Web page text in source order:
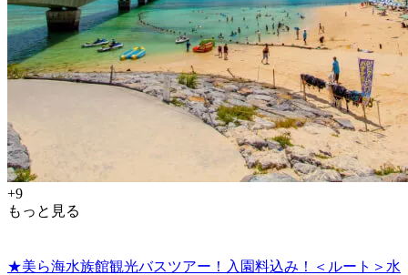
+9
もっと見る
★美ら海水族館観光バスツアー！入園料込み！＜ルート＞水